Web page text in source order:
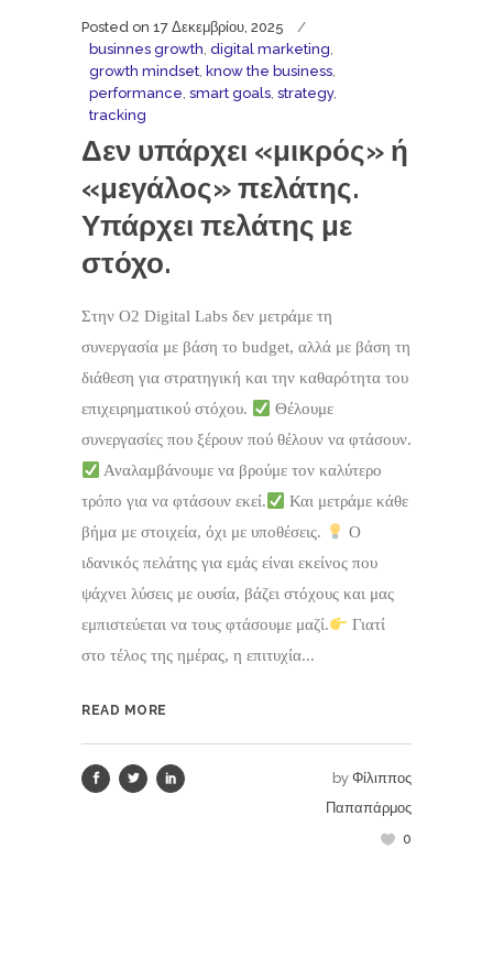
Posted on 17 Δεκεμβρίου, 2025
businnes growth, digital marketing,
growth mindset, know the business,
performance, smart goals, strategy,
tracking
Δεν υπάρχει «μικρός» ή
«μεγάλος» πελάτης.
Υπάρχει πελάτης με
στόχο.
Στην O2 Digital Labs δεν μετράμε τη
συνεργασία με βάση το budget, αλλά με βάση τη
διάθεση για στρατηγική και την καθαρότητα του
επιχειρηματικού στόχου.
Θέλουμε
συνεργασίες που ξέρουν πού θέλουν να φτάσουν.
Αναλαμβάνουμε να βρούμε τον καλύτερο
τρόπο για να φτάσουν εκεί.
Και μετράμε κάθε
βήμα με στοιχεία, όχι με υποθέσεις.
Ο
ιδανικός πελάτης για εμάς είναι εκείνος που
ψάχνει λύσεις με ουσία, βάζει στόχους και μας
εμπιστεύεται να τους φτάσουμε μαζί.
Γιατί
στο τέλος της ημέρας, η επιτυχία...
READ MORE
by Φίλιππος
Παπαπάρμος
0